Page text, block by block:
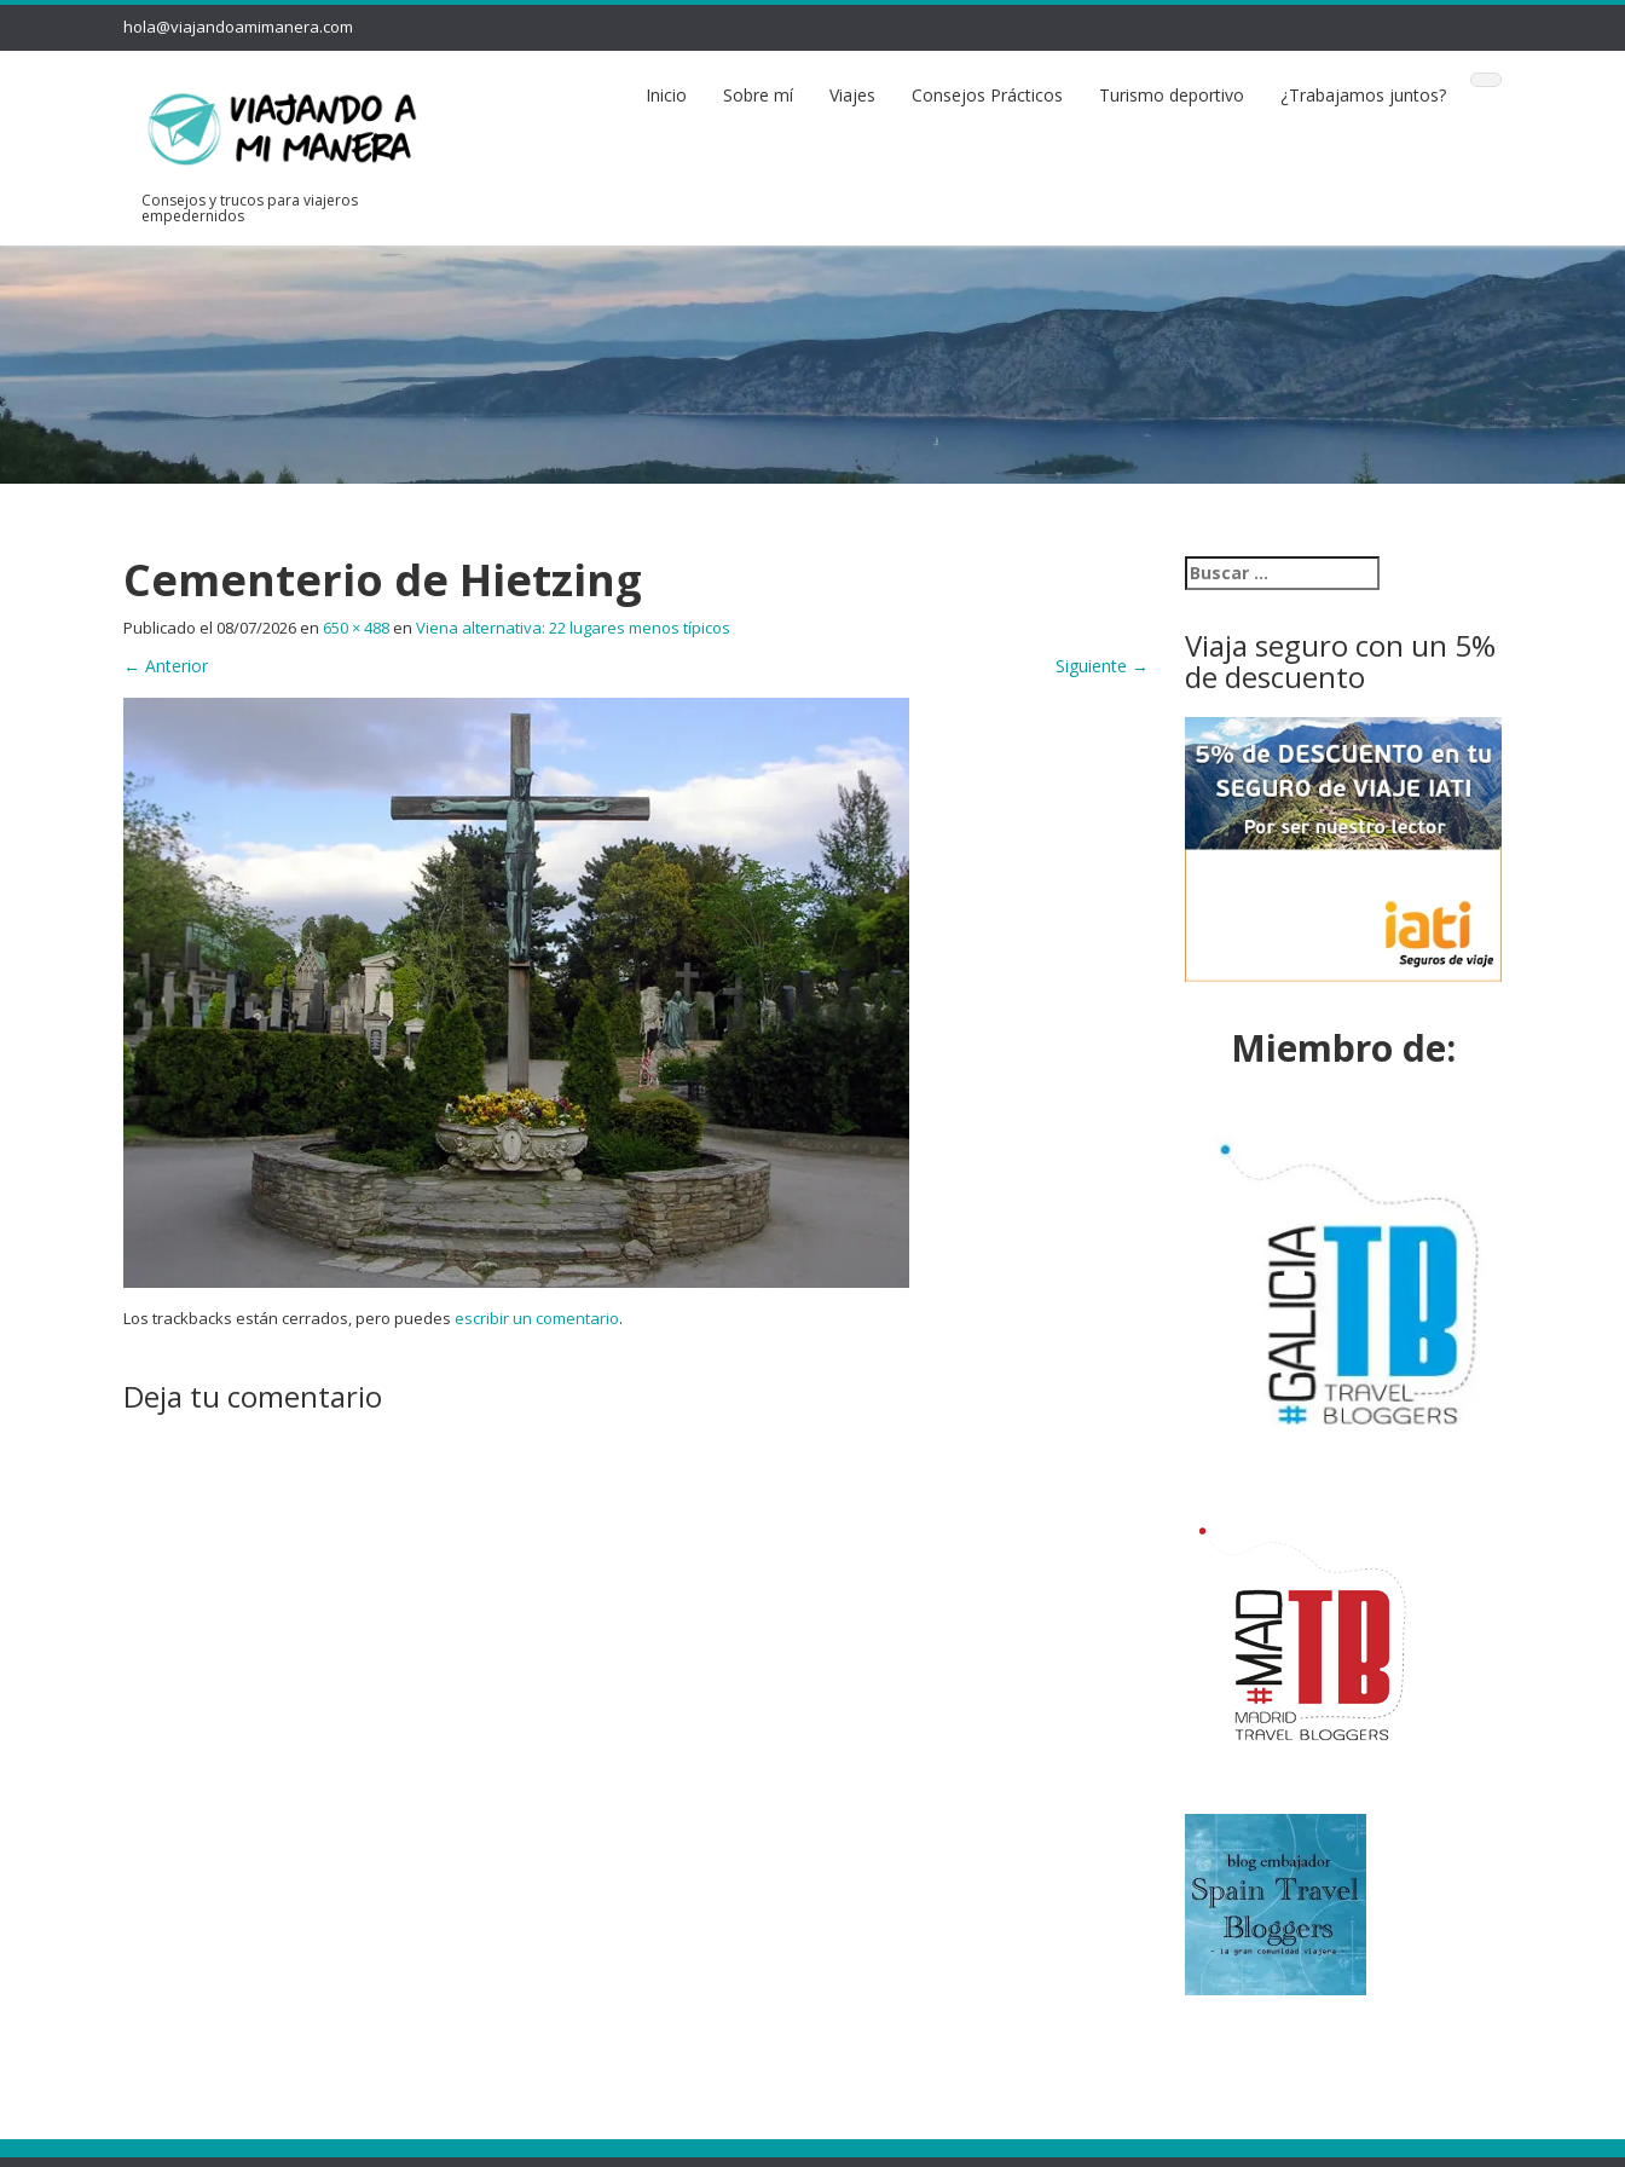
hola@viajandoamimanera.com
Consejos y trucos para viajeros
empedernidos
Inicio Sobre mí Viajes Consejos Prácticos Turismo deportivo ¿Trabajamos juntos?
Cementerio de Hietzing
Publicado el 08/07/2026en 650 × 488en Viena alternativa: 22 lugares menos típicos
← Anterior Siguiente →
Los trackbacks están cerrados, pero puedes escribir un comentario.
Deja tu comentario
Viaja seguro con un 5%
de descuento
Miembro de: